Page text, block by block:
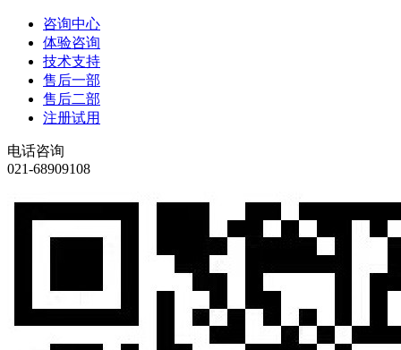
咨询中心
体验咨询
技术支持
售后一部
售后二部
注册试用
电话咨询
021-68909108